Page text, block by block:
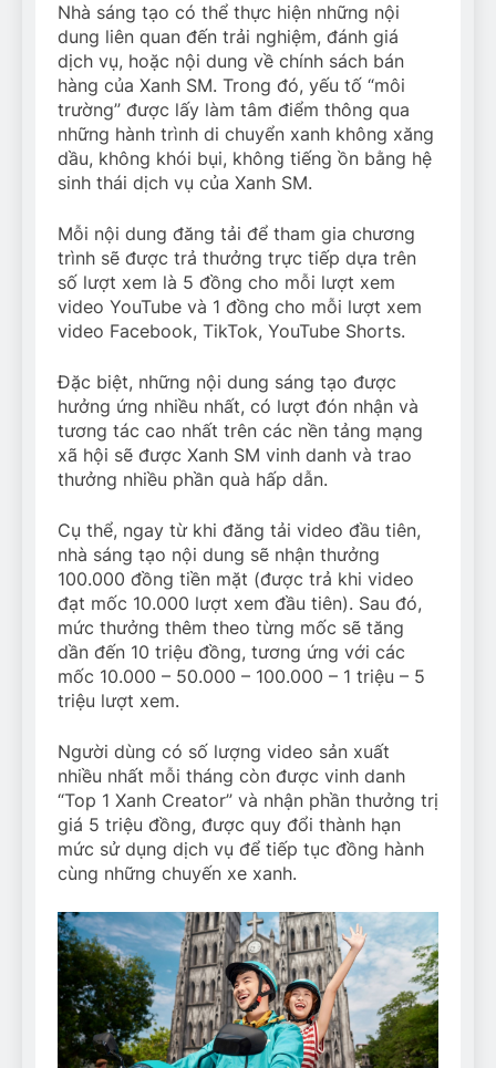
Nhà sáng tạo có thể thực hiện những nội
dung liên quan đến trải nghiệm, đánh giá
dịch vụ, hoặc nội dung về chính sách bán
hàng của Xanh SM. Trong đó, yếu tố “môi
trường” được lấy làm tâm điểm thông qua
những hành trình di chuyển xanh không xăng
dầu, không khói bụi, không tiếng ồn bằng hệ
sinh thái dịch vụ của Xanh SM.
Mỗi nội dung đăng tải để tham gia chương
trình sẽ được trả thưởng trực tiếp dựa trên
số lượt xem là 5 đồng cho mỗi lượt xem
video YouTube và 1 đồng cho mỗi lượt xem
video Facebook, TikTok, YouTube Shorts.
Đặc biệt, những nội dung sáng tạo được
hưởng ứng nhiều nhất, có lượt đón nhận và
tương tác cao nhất trên các nền tảng mạng
xã hội sẽ được Xanh SM vinh danh và trao
thưởng nhiều phần quà hấp dẫn.
Cụ thể, ngay từ khi đăng tải video đầu tiên,
nhà sáng tạo nội dung sẽ nhận thưởng
100.000 đồng tiền mặt (được trả khi video
đạt mốc 10.000 lượt xem đầu tiên). Sau đó,
mức thưởng thêm theo từng mốc sẽ tăng
dần đến 10 triệu đồng, tương ứng với các
mốc 10.000 – 50.000 – 100.000 – 1 triệu – 5
triệu lượt xem.
Người dùng có số lượng video sản xuất
nhiều nhất mỗi tháng còn được vinh danh
“Top 1 Xanh Creator” và nhận phần thưởng trị
giá 5 triệu đồng, được quy đổi thành hạn
mức sử dụng dịch vụ để tiếp tục đồng hành
cùng những chuyến xe xanh.